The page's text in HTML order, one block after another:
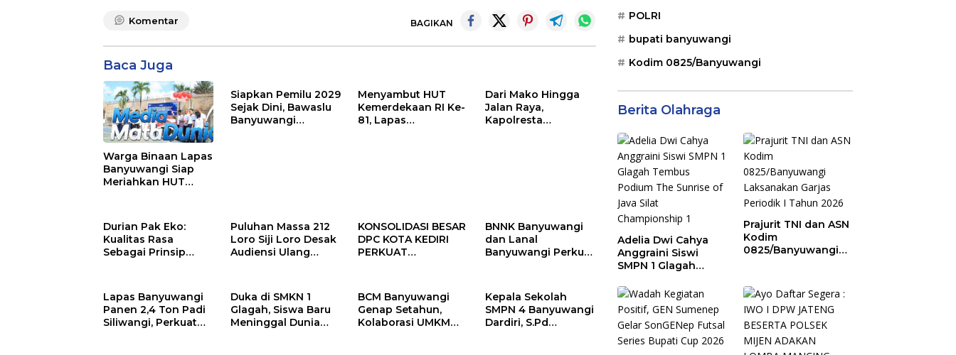
Komentar BAGIKAN
Baca Juga
Warga Binaan Lapas
Banyuwangi Siap
Meriahkan HUT
Perlombaan
Siapkan Pemilu 2029
Sejak Dini, Bawaslu
Banyuwangi
Menyambut HUT
Kemerdekaan RI Ke-
81, Lapas
Dari Mako Hingga
Jalan Raya,
Kapolresta
Durian Pak Eko:
Kualitas Rasa
Sebagai Prinsip
Puluhan Massa 212
Loro Siji Loro Desak
Audiensi Ulang
Rusak hingga Polusi
Tambang Pasir
KONSOLIDASI BESAR
DPC KOTA KEDIRI
PERKUAT
PEMERINTAH, DAN
SIAP MENJADI
RUMAH ASPIRASI
MASYARAKAT
BNNK Banyuwangi
dan Lanal
Banyuwangi Perkuat
Lapas Banyuwangi
Panen 2,4 Ton Padi
Siliwangi, Perkuat
Duka di SMKN 1
Glagah, Siswa Baru
Meninggal Dunia
BCM Banyuwangi
Genap Setahun,
Kolaborasi UMKM
Kepala Sekolah
SMPN 4 Banyuwangi
Dardiri, S.Pd
POLRI
bupati banyuwangi
Kodim 0825/Banyuwangi
Berita Olahraga
Adelia Dwi Cahya
Anggraini Siswi
SMPN 1 Glagah
Sunrise of Java Silat
Championship 1
Prajurit TNI dan ASN
Kodim
0825/Banyuwangi
2026